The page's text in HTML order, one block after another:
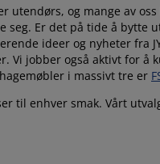
utendørs, og mange av oss
seg. Er det på tide å bytte
ideer og nyheter fra
Vi jobber også aktivt for å
i massivt tre er
til enhver smak. Vårt